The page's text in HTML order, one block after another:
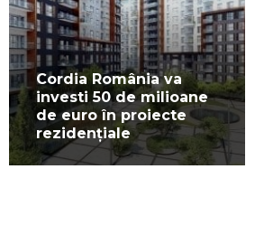
Cordia România va
investi 50 de milioane
de euro în proiecte
rezidențiale